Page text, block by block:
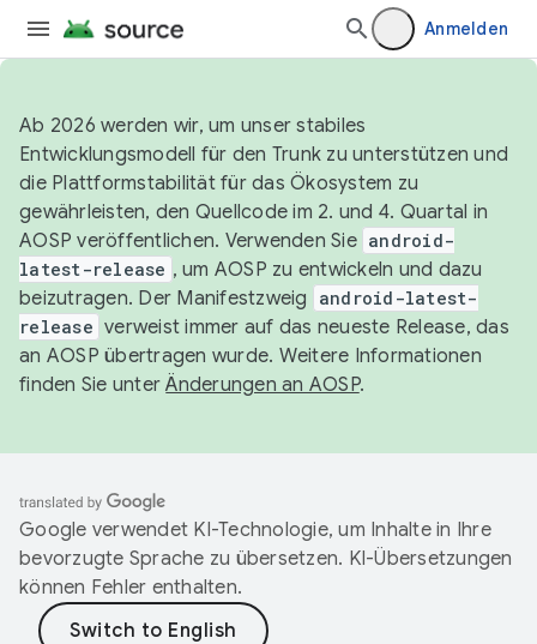
Anmelden
Ab 2026 werden wir, um unser stabiles
Entwicklungsmodell für den Trunk zu unterstützen und
die Plattformstabilität für das Ökosystem zu
gewährleisten, den Quellcode im 2. und 4. Quartal in
AOSP veröffentlichen. Verwenden Sie android-
latest-release , um AOSP zu entwickeln und dazu
beizutragen. Der Manifestzweig
android-latest-
release verweist immer auf das neueste Release, das
an AOSP übertragen wurde. Weitere Informationen
finden Sie unterÄnderungen an AOSP.
Google verwendet KI-Technologie, um Inhalte in Ihre
bevorzugte Sprache zu übersetzen. KI-Übersetzungen
können Fehler enthalten.